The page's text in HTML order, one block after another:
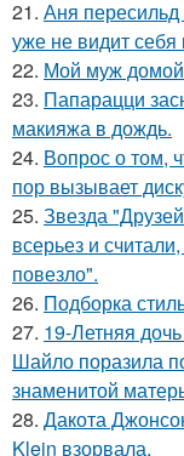
21. Аня пересильд
уже не видит
22. Мой муж
23. Папарацци
макияжа в дождь.
24. Вопрос о том,
пор вызывает
25. Звезда
всерьез и
повезло".
26. Подборка
27. 19-Летняя
Шайло поразила
знаменитой
28. Дакота
Klein взорвала.